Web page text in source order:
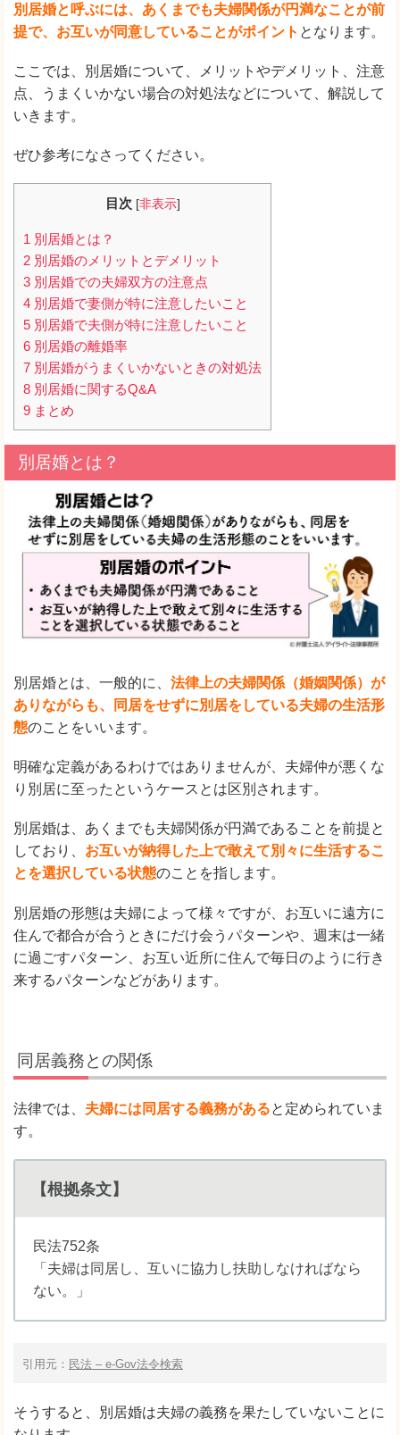
別居婚と呼ぶには、あくまでも夫婦関係が円満なことが前
提で、お互いが同意していることがポイント となります。
ここでは、別居婚について、メリットやデメリット、注意
点、うまくいかない場合の対処法などについて、解説して
いきます。
ぜひ参考になさってください。
目次 [非表示]
1 別居婚とは？
2 別居婚のメリットとデメリット
3 別居婚での夫婦双方の注意点
4 別居婚で妻側が特に注意したいこと
5 別居婚で夫側が特に注意したいこと
6 別居婚の離婚率
7 別居婚がうまくいかないときの対処法
8 別居婚に関するQ&A
9 まとめ
別居婚とは？
別居婚とは、一般的に、 法律上の夫婦関係（婚姻関係）が
ありながらも、同居をせずに別居をしている夫婦の生活形
態のことをいいます。
明確な定義があるわけではありませんが、夫婦仲が悪くな
り別居に至ったというケースとは区別されます。
別居婚は、あくまでも夫婦関係が円満であることを前提と
しており、 お互いが納得した上で敢えて別々に生活するこ
とを選択している状態のことを指します。
別居婚の形態は夫婦によって様々ですが、お互いに遠方に
住んで都合が合うときにだけ会うパターンや、週末は一緒
に過ごすパターン、お互い近所に住んで毎日のように行き
来するパターンなどがあります。
同居義務との関係
法律では、 夫婦には同居する義務があると定められていま
す。
【根拠条文】
民法752条
「夫婦は同居し、互いに協力し扶助しなければなら
ない。」
引用元： 民法 – e-Gov法令検索
そうすると、別居婚は夫婦の義務を果たしていないことに